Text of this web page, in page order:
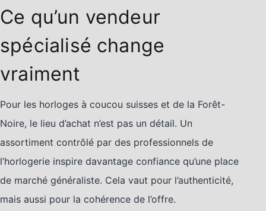
Ce qu’un vendeur
spécialisé change
vraiment
Pour les horloges à coucou suisses et de la Forêt-
Noire, le lieu d’achat n’est pas un détail. Un
assortiment contrôlé par des professionnels de
l’horlogerie inspire davantage confiance qu’une place
de marché généraliste. Cela vaut pour l’authenticité,
mais aussi pour la cohérence de l’offre.